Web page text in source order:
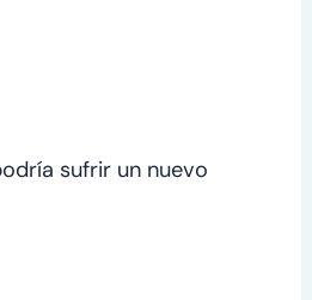
sufrir un nuevo